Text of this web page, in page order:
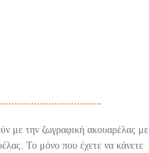
με την ζωγραφική ακουαρέλας με
Το μόνο που έχετε να κάνετε